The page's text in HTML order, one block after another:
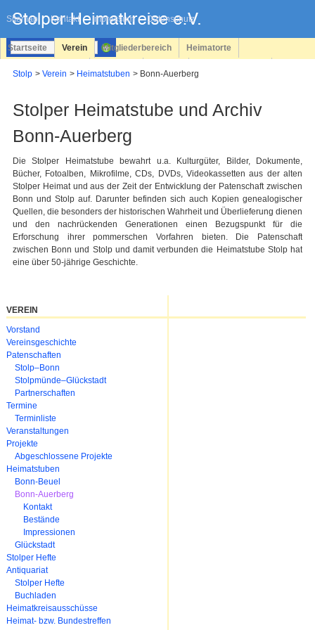
Sitemap Kontakt Impressum Datenschutz
überspringen
Startseite Verein Mitgliederbereich Heimatorte
Stolp Verein Heimatstuben Bonn-Auerberg
Stolper Heimatstube und Archiv
Bonn-Auerberg
Die Stolper Heimatstube bewahrt u.a. Kulturgüter, Bilder, Dokumente,
Bücher, Fotoalben, Mikrofilme, CDs, DVDs, Videokassetten aus der alten
Stolper Heimat und aus der Zeit der Entwicklung der Patenschaft zwischen
Bonn und Stolp auf. Darunter befinden sich auch Kopien genealogischer
Quellen, die besonders der historischen Wahrheit und Überlieferung dienen
und den nachrückenden Generationen einen Bezugspunkt für die
Erforschung ihrer pommerschen Vorfahren bieten. Die Patenschaft
zwischen Bonn und Stolp und damit verbunden die Heimatstube Stolp hat
eine über 50-jährige Geschichte.
VEREIN
Navigation
überspringen
Vorstand
Vereinsgeschichte
Patenschaften
Stolp–Bonn
Stolpmünde–Glückstadt
Partnerschaften
Termine
Terminliste
Veranstaltungen
Projekte
Abgeschlossene Projekte
Heimatstuben
Bonn-Beuel
Bonn-Auerberg
Kontakt
Bestände
Impressionen
Glückstadt
Stolper Hefte
Antiquariat
Stolper Hefte
Buchladen
Heimatkreisausschüsse
Heimat- bzw. Bundestreffen